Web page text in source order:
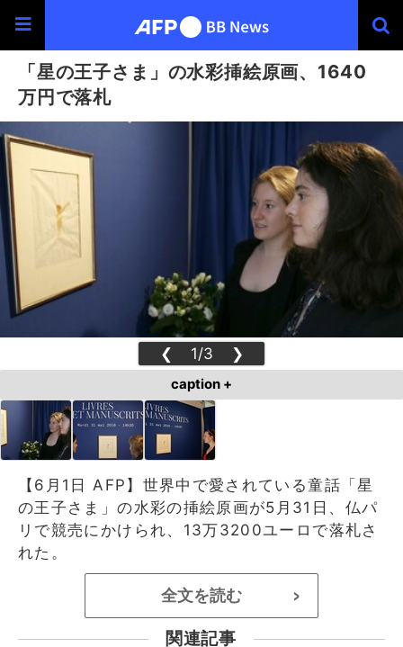
「星の王子さま」の水彩挿絵原画、1640
万円で落札
❮ 1/3 ❯
caption +
【6月1日 AFP】世界中で愛されている童話「星
の王子さま」の水彩の挿絵原画が5月31日、仏パ
リで競売にかけられ、13万3200ユーロで落札さ
れた。
全文を読む >
関連記事